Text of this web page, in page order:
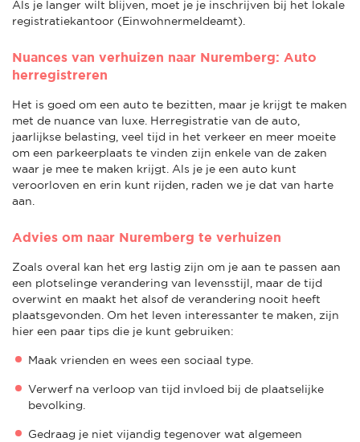
Als je langer wilt blijven, moet je je inschrijven bij het lokale
registratiekantoor (Einwohnermeldeamt).
Nuances van verhuizen naar Nuremberg: Auto
herregistreren
Het is goed om een auto te bezitten, maar je krijgt te maken
met de nuance van luxe. Herregistratie van de auto,
jaarlijkse belasting, veel tijd in het verkeer en meer moeite
om een parkeerplaats te vinden zijn enkele van de zaken
waar je mee te maken krijgt. Als je je een auto kunt
veroorloven en erin kunt rijden, raden we je dat van harte
aan.
Advies om naar Nuremberg te verhuizen
Zoals overal kan het erg lastig zijn om je aan te passen aan
een plotselinge verandering van levensstijl, maar de tijd
overwint en maakt het alsof de verandering nooit heeft
plaatsgevonden. Om het leven interessanter te maken, zijn
hier een paar tips die je kunt gebruiken:
Maak vrienden en wees een sociaal type.
Verwerf na verloop van tijd invloed bij de plaatselijke
bevolking.
Gedraag je niet vijandig tegenover wat algemeen